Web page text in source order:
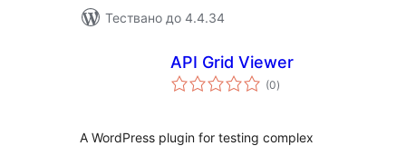
Тествано до 4.4.34
API Grid Viewer
(0общо
оценки
)
A WordPress plugin for testing complex